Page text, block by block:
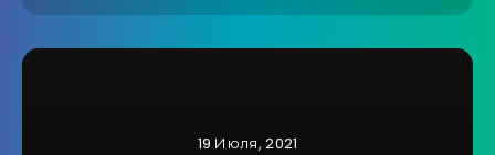
19 Июля, 2021